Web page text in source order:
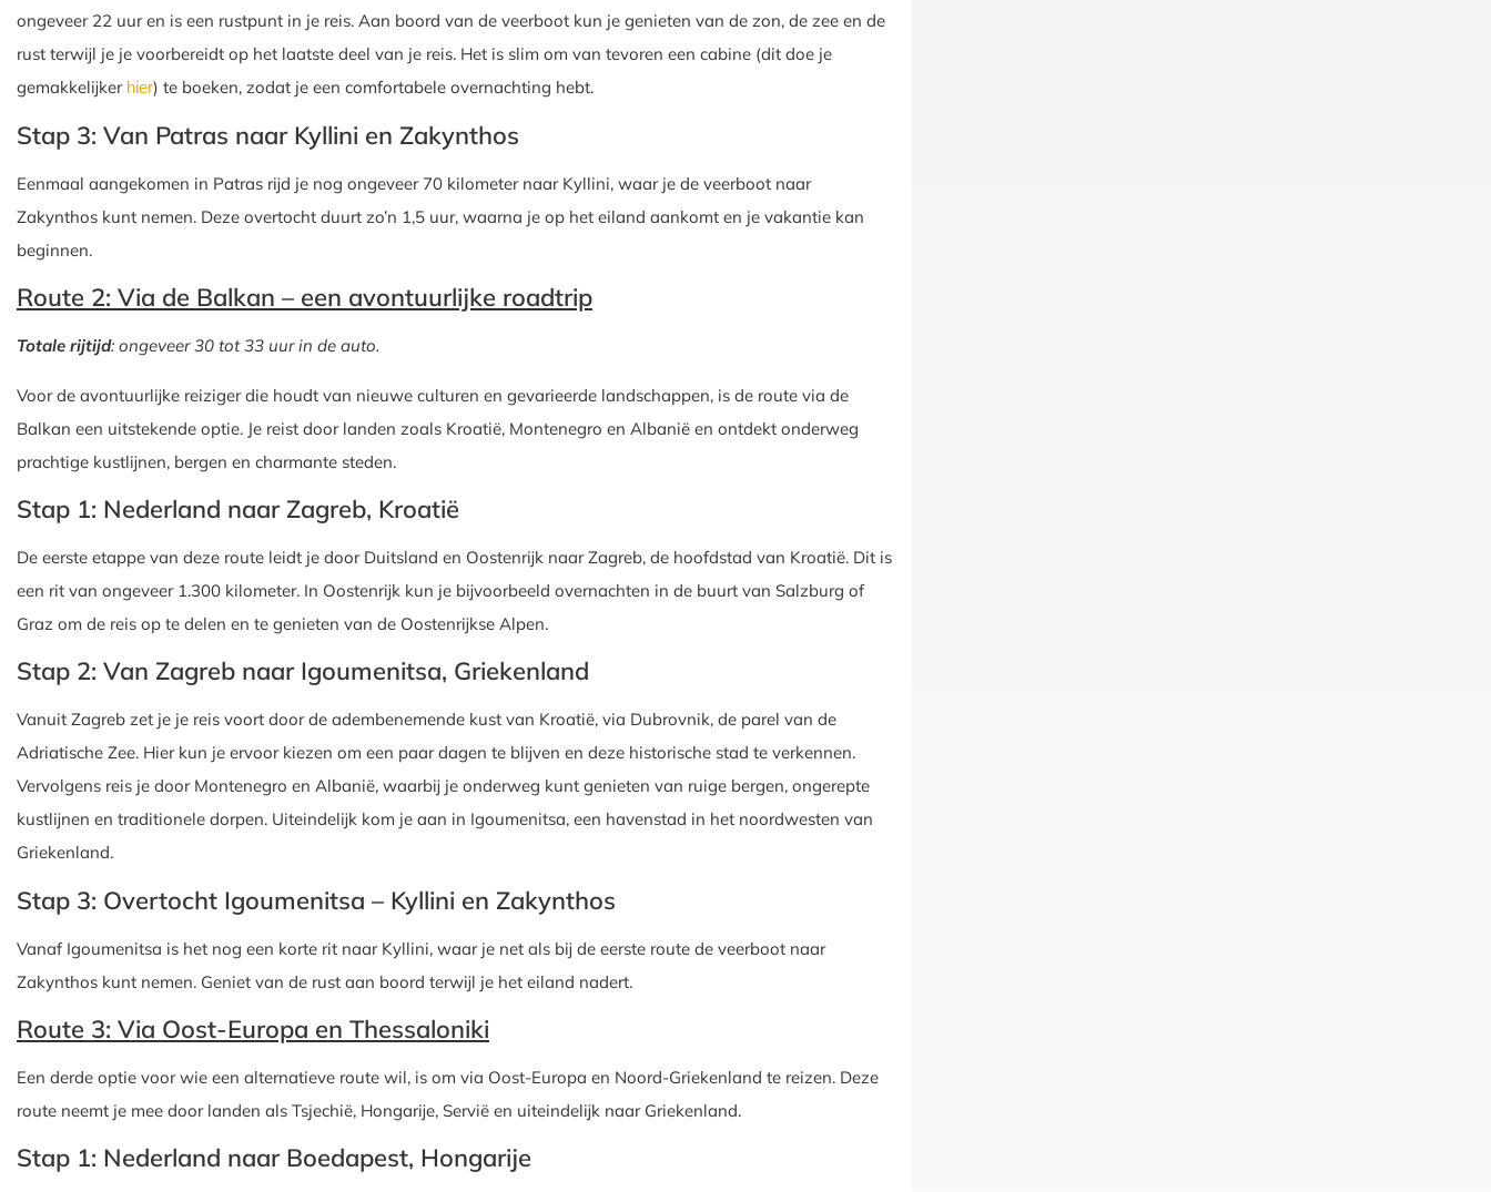
ongeveer 22 uur en is een rustpunt in je reis. Aan boord van de veerboot kun je genieten van de zon, de zee en de
rust terwijl je je voorbereidt op het laatste deel van je reis. Het is slim om van tevoren een cabine (dit doe je
gemakkelijker hier) te boeken, zodat je een comfortabele overnachting hebt.
Stap 3: Van Patras naar Kyllini en Zakynthos
Eenmaal aangekomen in Patras rijd je nog ongeveer 70 kilometer naar Kyllini, waar je de veerboot naar
Zakynthos kunt nemen. Deze overtocht duurt zo’n 1,5 uur, waarna je op het eiland aankomt en je vakantie kan
beginnen.
Route 2: Via de Balkan – een avontuurlijke roadtrip
Totale rijtijd: ongeveer 30 tot 33 uur in de auto.
Voor de avontuurlijke reiziger die houdt van nieuwe culturen en gevarieerde landschappen, is de route via de
Balkan een uitstekende optie. Je reist door landen zoals Kroatië, Montenegro en Albanië en ontdekt onderweg
prachtige kustlijnen, bergen en charmante steden.
Stap 1: Nederland naar Zagreb, Kroatië
De eerste etappe van deze route leidt je door Duitsland en Oostenrijk naar Zagreb, de hoofdstad van Kroatië. Dit is
een rit van ongeveer 1.300 kilometer. In Oostenrijk kun je bijvoorbeeld overnachten in de buurt van Salzburg of
Graz om de reis op te delen en te genieten van de Oostenrijkse Alpen.
Stap 2: Van Zagreb naar Igoumenitsa, Griekenland
Vanuit Zagreb zet je je reis voort door de adembenemende kust van Kroatië, via Dubrovnik, de parel van de
Adriatische Zee. Hier kun je ervoor kiezen om een paar dagen te blijven en deze historische stad te verkennen.
Vervolgens reis je door Montenegro en Albanië, waarbij je onderweg kunt genieten van ruige bergen, ongerepte
kustlijnen en traditionele dorpen. Uiteindelijk kom je aan in Igoumenitsa, een havenstad in het noordwesten van
Griekenland.
Stap 3: Overtocht Igoumenitsa – Kyllini en Zakynthos
Vanaf Igoumenitsa is het nog een korte rit naar Kyllini, waar je net als bij de eerste route de veerboot naar
Zakynthos kunt nemen. Geniet van de rust aan boord terwijl je het eiland nadert.
Route 3: Via Oost-Europa en Thessaloniki
Een derde optie voor wie een alternatieve route wil, is om via Oost-Europa en Noord-Griekenland te reizen. Deze
route neemt je mee door landen als Tsjechië, Hongarije, Servië en uiteindelijk naar Griekenland.
Stap 1: Nederland naar Boedapest, Hongarije